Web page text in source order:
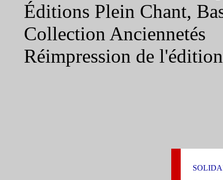
Éditions Plein Chant,
Collection Anciennetés
Réimpression de